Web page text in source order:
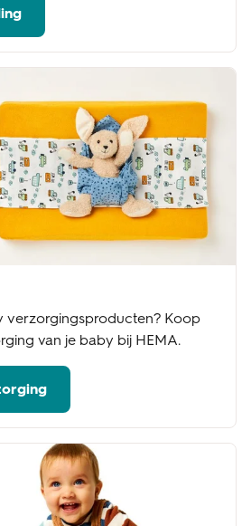
verzorgingsproducten? Koop
van je baby bij HEMA.